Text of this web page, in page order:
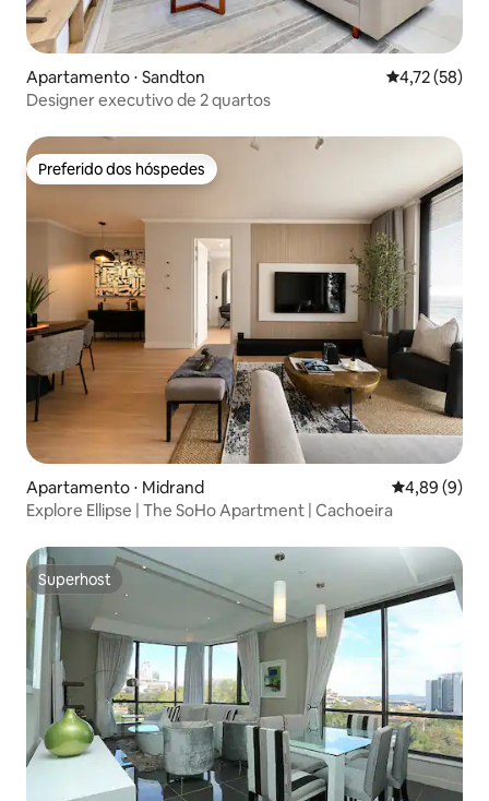
Apartamento ⋅ Sandton 4,72 de uma
4,72 (58)
Designer executivo de 2 quartos
Preferido dos hóspedes
Preferido dos hóspedes
Apartamento ⋅ Midrand 4,89 de uma
4,89 (9)
Explore Ellipse | The SoHo Apartment | Cachoeira
Superhost
Superhost